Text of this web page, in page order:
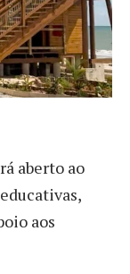
aberto ao
aos